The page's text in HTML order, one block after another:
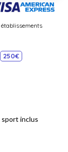
250€
sport inclus